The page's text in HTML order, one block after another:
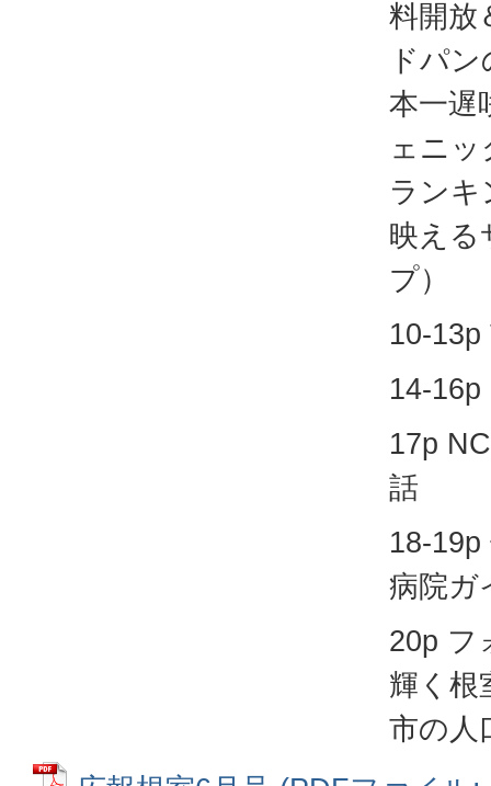
料開放
ドパ
本一遅
ェニッ
ランキ
映える
プ）
10-
14-
17p
話
18-
病院ガ
20p フ
輝く根
市の人